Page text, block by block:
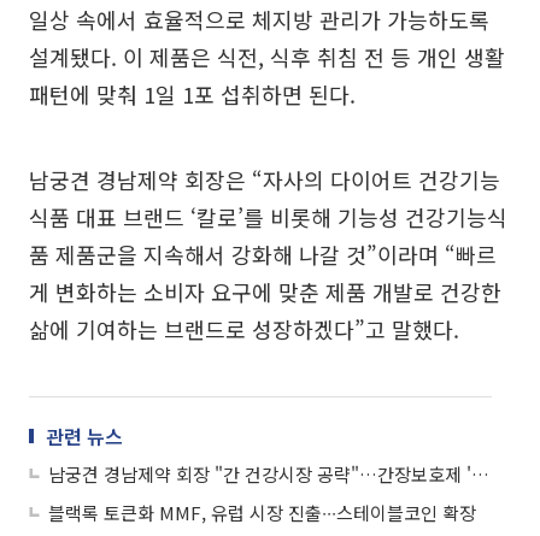
일상 속에서 효율적으로 체지방 관리가 가능하도록
설계됐다. 이 제품은 식전, 식후 취침 전 등 개인 생활
패턴에 맞춰 1일 1포 섭취하면 된다.
남궁견 경남제약 회장은 “자사의 다이어트 건강기능
식품 대표 브랜드 ‘칼로’를 비롯해 기능성 건강기능식
품 제품군을 지속해서 강화해 나갈 것”이라며 “빠르
게 변화하는 소비자 요구에 맞춘 제품 개발로 건강한
삶에 기여하는 브랜드로 성장하겠다”고 말했다.
관련 뉴스
남궁견 경남제약 회장 "간 건강시장 공략"…간장보호제 '파워리버연질캡슐 350mg' 출시
블랙록 토큰화 MMF, 유럽 시장 진출∙∙∙스테이블코인 확장